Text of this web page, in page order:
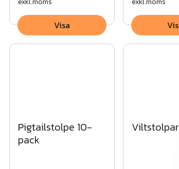
Visa
Pigtailstolpe 10-
pack